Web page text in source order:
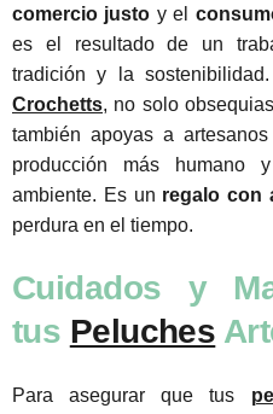
comercio justo y el
es el resultado de un
tradición y la
Crochetts, no solo
también apoyas a
producción más humano
ambiente. Es un regalo con
perdura en el tiempo.
Cuidados y
tus Peluches
Para asegurar que tus